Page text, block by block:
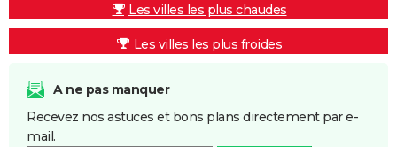
Les villes les plus chaudes
Les villes les plus froides
A ne pas manquer
Recevez nos astuces et bons plans directement par e-
mail.